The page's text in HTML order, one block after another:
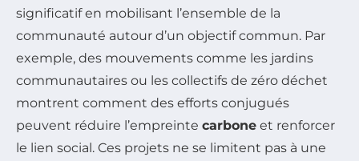
significatif en mobilisant l’ensemble de la
communauté autour d’un objectif commun. Par
exemple, des mouvements comme les jardins
communautaires ou les collectifs de zéro déchet
montrent comment des efforts conjugués
peuvent réduire l’empreinte carbone et renforcer
le lien social. Ces projets ne se limitent pas à une